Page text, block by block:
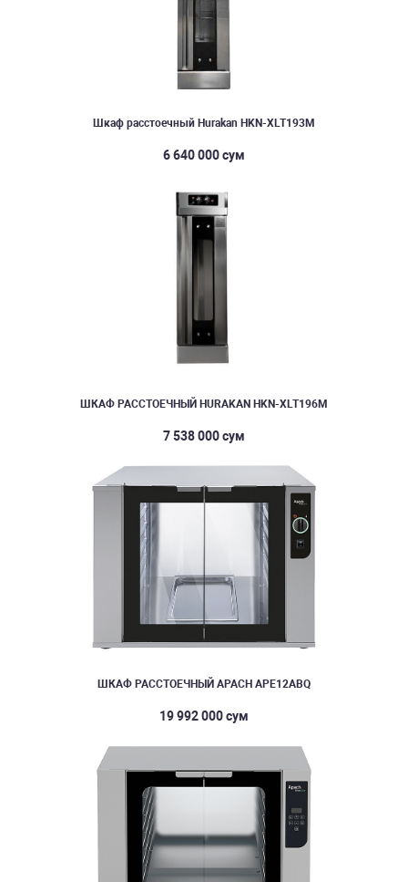
Шкаф расстоечный Hurakan HKN-XLT193M
6 640 000 сум
ШКАФ РАССТОЕЧНЫЙ HURAKAN HKN-XLT196M
7 538 000 сум
ШКАФ РАССТОЕЧНЫЙ APACH APE12ABQ
19 992 000 сум